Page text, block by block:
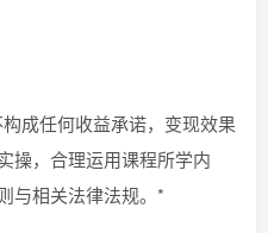
成任何收益承诺，变现效果
操，合理运用课程所学内
与相关法律法规。*